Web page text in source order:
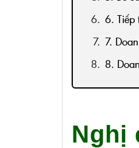
6. Tiếp
7.
8.
Nghị